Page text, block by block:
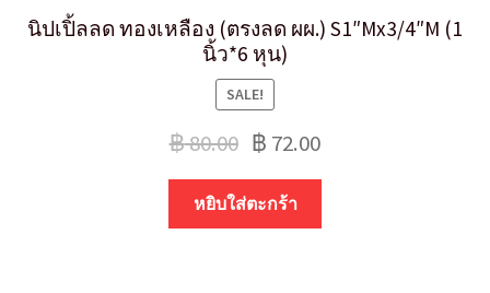
นิปเปิ้ลลด ทองเหลือง (ตรงลด ผผ.) S1″Mx3/4″M (1
นิ้ว*6 หุน)
SALE!
฿80.00 ฿ 72.00
หยิบใส่ตะกร้า